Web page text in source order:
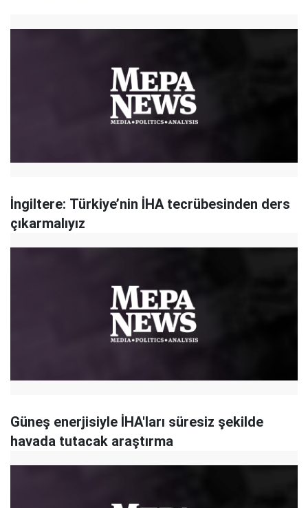
İngiltere: Türkiye’nin İHA tecrübesinden ders
çıkarmalıyız
Güneş enerjisiyle İHA'ları süresiz şekilde
havada tutacak araştırma